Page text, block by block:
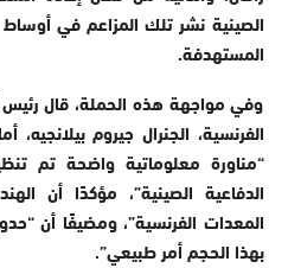
الصينية نشر تلك المزاعم في
المستهدفة.
وفي مواجهة هذه الحملة، قال رئيس
الفرنسية، الجنرال جيروم بيلانجيه،
“مناورة معلوماتية واضحة تم
الدفاعية الصينية”، مؤكدًا أن
المعدات الفرنسية”، ومضيفًا أن
بهذا الحجم أمر طبيعي”.